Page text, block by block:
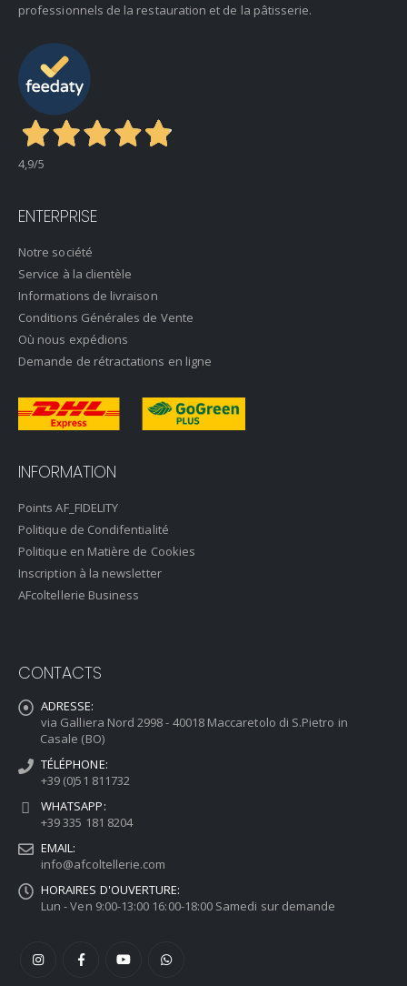
professionnels de la restauration et de la pâtisserie.
4,9/5
ENTERPRISE
Notre société
Service à la clientèle
Informations de livraison
Conditions Générales de Vente
Où nous expédions
Demande de rétractations en ligne
INFORMATION
Points AF_FIDELITY
Politique de Condifentialité
Politique en Matière de Cookies
Inscription à la newsletter
AFcoltellerie Business
CONTACTS
ADRESSE:
via Galliera Nord 2998 - 40018 Maccaretolo di S.Pietro in
Casale (BO)
TÉLÉPHONE:
+39 (0)51 811732
WHATSAPP:
+39 335 181 8204
EMAIL:
info@afcoltellerie.com
HORAIRES D'OUVERTURE:
Lun - Ven 9:00-13:00 16:00-18:00 Samedi sur demande